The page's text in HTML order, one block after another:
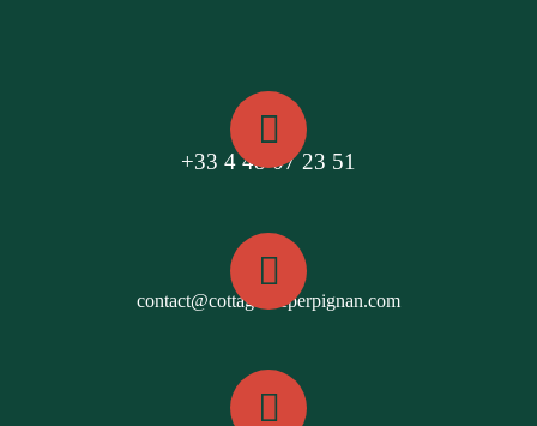
+33 4 48 07 23 51
contact@cottagesdeperpignan.com